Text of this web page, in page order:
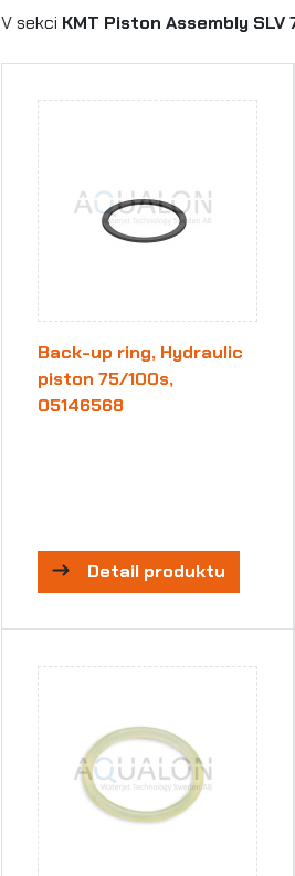
V sekci KMT Piston Assembly SLV
Back-up ring, Hydraulic
piston 75/100s,
05146568
Detail produktu